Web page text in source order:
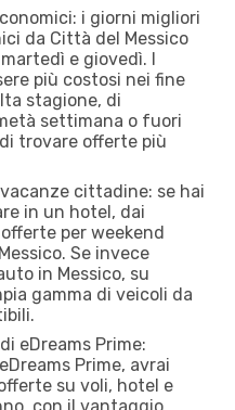
i giorni migliori
da Città del Messico
e giovedì. I
più costosi nei fine
stagione, di
settimana o fuori
trovare offerte più
cittadine: se hai
in un hotel, dai
per weekend
Se invece
in Messico, su
gamma di veicoli da
eDreams Prime:
Prime, avrai
su voli, hotel e